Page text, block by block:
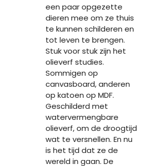
een paar opgezette
dieren mee om ze thuis
te kunnen schilderen en
tot leven te brengen.
Stuk voor stuk zijn het
olieverf studies.
Sommigen op
canvasboard, anderen
op katoen op MDF.
Geschilderd met
watervermengbare
olieverf, om de droogtijd
wat te versnellen. En nu
is het tijd dat ze de
wereld in gaan. De